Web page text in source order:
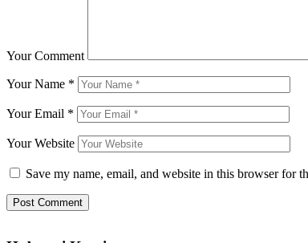
Your Comment
Your Name *
Your Email *
Your Website
Save my name, email, and website in this browser for